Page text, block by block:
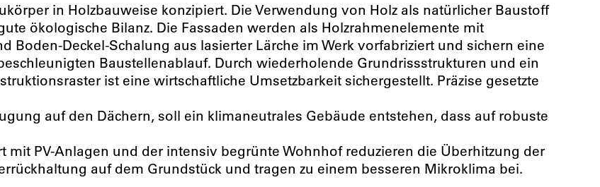
in Holzbauweise konzipiert. Die Verwendung von Holz als natürlicher Baustoff
ökologische Bilanz. Die Fassaden werden als Holzrahmenelemente mit
Boden-Deckel-Schalung aus lasierter Lärche im Werk vorfabriziert und sichern eine
Baustellenablauf. Durch wiederholende Grundrissstrukturen und ein
ist eine wirtschaftliche Umsetzbarkeit sichergestellt. Präzise gesetzte
auf den Dächern, soll ein klimaneutrales Gebäude entstehen, dass auf robuste
PV-Anlagen und der intensiv begrünte Wohnhof reduzieren die Überhitzung der
auf dem Grundstück und tragen zu einem besseren Mikroklima bei.